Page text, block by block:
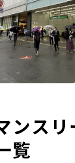
ンスリ
覧